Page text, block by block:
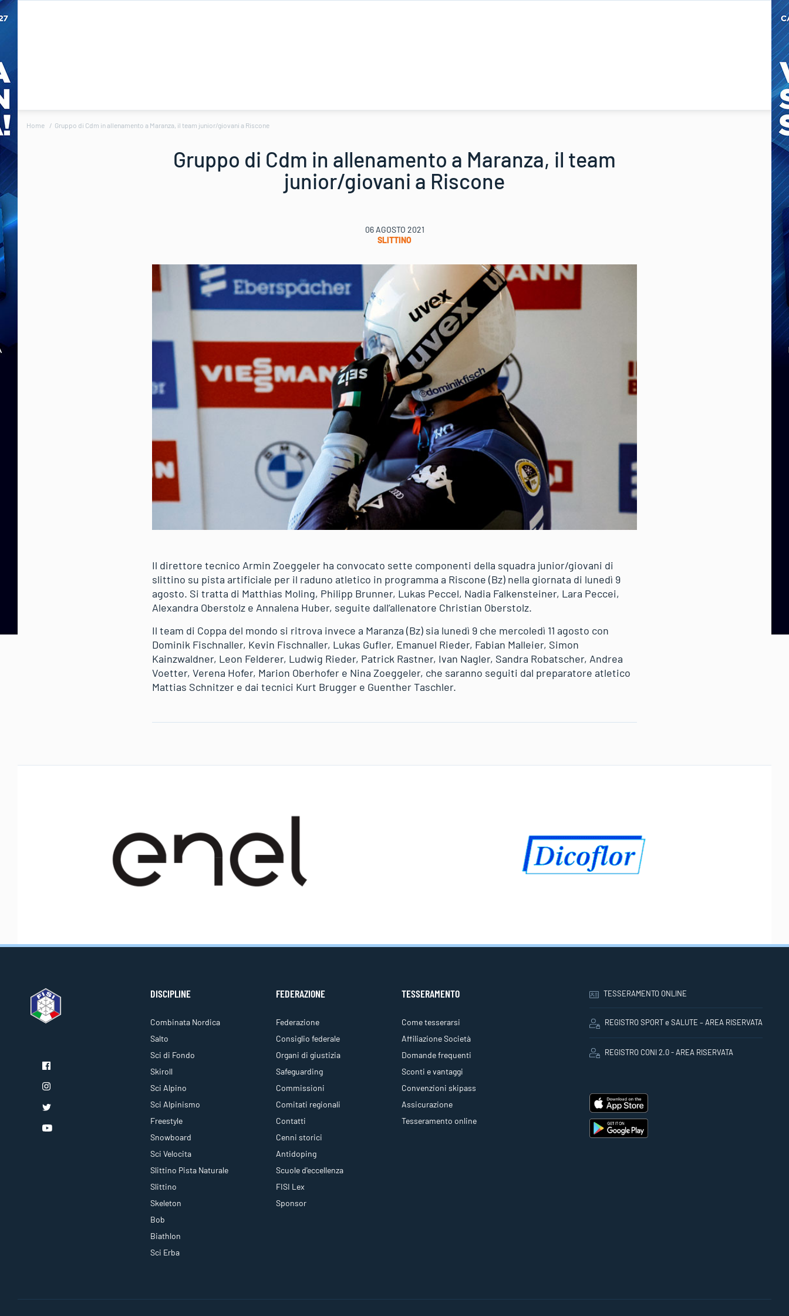
Home Gruppo di Cdm in allenamento a Maranza, il team junior/giovani a Riscone
Gruppo di Cdm in allenamento a Maranza, il team
junior/giovani a Riscone
06 AGOSTO 2021
SLITTINO
Il direttore tecnico Armin Zoeggeler ha convocato sette componenti della squadra junior/giovani di
slittino su pista artificiale per il raduno atletico in programma a Riscone (Bz) nella giornata di lunedì 9
agosto. Si tratta di Matthias Moling, Philipp Brunner, Lukas Peccel, Nadia Falkensteiner, Lara Peccei,
Alexandra Oberstolz e Annalena Huber, seguite dall’allenatore Christian Oberstolz.
Il team di Coppa del mondo si ritrova invece a Maranza (Bz) sia lunedì 9 che mercoledì 11 agosto con
Dominik Fischnaller, Kevin Fischnaller, Lukas Gufler, Emanuel Rieder, Fabian Malleier, Simon
Kainzwaldner, Leon Felderer, Ludwig Rieder, Patrick Rastner, Ivan Nagler, Sandra Robatscher, Andrea
Voetter, Verena Hofer, Marion Oberhofer e Nina Zoeggeler, che saranno seguiti dal preparatore atletico
Mattias Schnitzer e dai tecnici Kurt Brugger e Guenther Taschler.
DISCIPLINE
Combinata Nordica
Salto
Sci di Fondo
Skiroll
Sci Alpino
Sci Alpinismo
Freestyle
Snowboard
Sci Velocita
Slittino Pista Naturale
Slittino
Skeleton
Bob
Biathlon
Sci Erba
FEDERAZIONE
Federazione
Consiglio federale
Organi di giustizia
Safeguarding
Commissioni
Comitati regionali
Contatti
Cenni storici
Antidoping
Scuole d'eccellenza
FISI Lex
Sponsor
TESSERAMENTO
Come tesserarsi
Affiliazione Società
Domande frequenti
Sconti e vantaggi
Convenzioni skipass
Assicurazione
Tesseramento online
TESSERAMENTO ONLINE
REGISTRO SPORT e SALUTE – AREA RISERVATA
REGISTRO CONI 2.0 - AREA RISERVATA